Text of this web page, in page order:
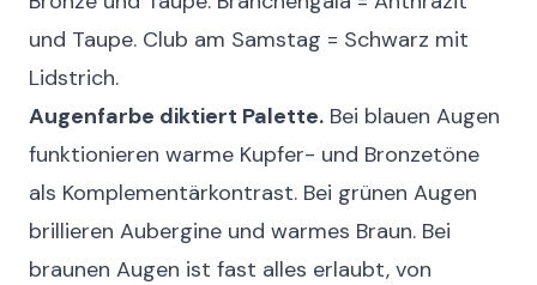
und Taupe. Club am Samstag = Schwarz mit
Lidstrich.
Augenfarbe diktiert Palette. Bei blauen Augen
funktionieren warme Kupfer- und Bronzetöne
als Komplementärkontrast. Bei grünen Augen
brillieren Aubergine und warmes Braun. Bei
braunen Augen ist fast alles erlaubt, von